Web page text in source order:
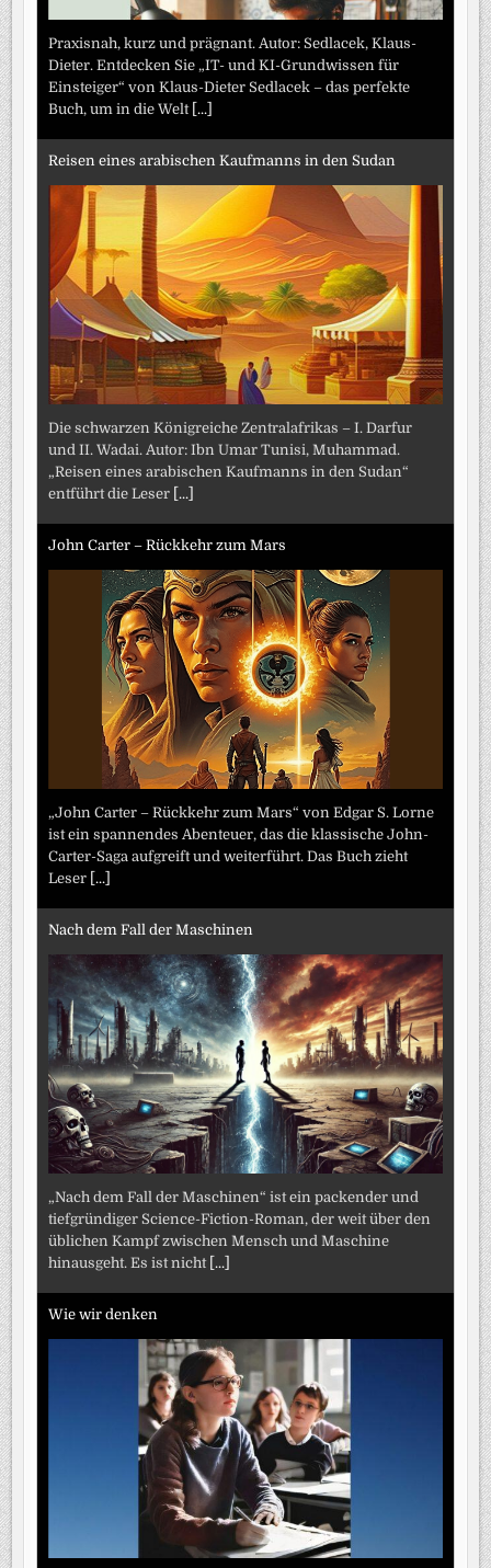
Praxisnah, kurz und prägnant. Autor: Sedlacek, Klaus-
Dieter. Entdecken Sie „IT- und KI-Grundwissen für
Einsteiger“ von Klaus-Dieter Sedlacek – das perfekte
Buch, um in die Welt [...]
Reisen eines arabischen Kaufmanns in den Sudan
Die schwarzen Königreiche Zentralafrikas – I. Darfur
und II. Wadai. Autor: Ibn Umar Tunisi, Muhammad.
„Reisen eines arabischen Kaufmanns in den Sudan“
entführt die Leser [...]
John Carter – Rückkehr zum Mars
„John Carter – Rückkehr zum Mars“ von Edgar S. Lorne
ist ein spannendes Abenteuer, das die klassische John-
Carter-Saga aufgreift und weiterführt. Das Buch zieht
Leser [...]
Nach dem Fall der Maschinen
„Nach dem Fall der Maschinen“ ist ein packender und
tiefgründiger Science-Fiction-Roman, der weit über den
üblichen Kampf zwischen Mensch und Maschine
hinausgeht. Es ist nicht [...]
Wie wir denken